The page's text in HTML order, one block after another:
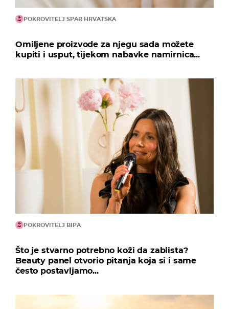
POKROVITELJ SPAR HRVATSKA
Omiljene proizvode za njegu sada možete
kupiti i usput, tijekom nabavke namirnica...
POKROVITELJ BIPA
Što je stvarno potrebno koži da zablista?
Beauty panel otvorio pitanja koja si i same
često postavljamo...